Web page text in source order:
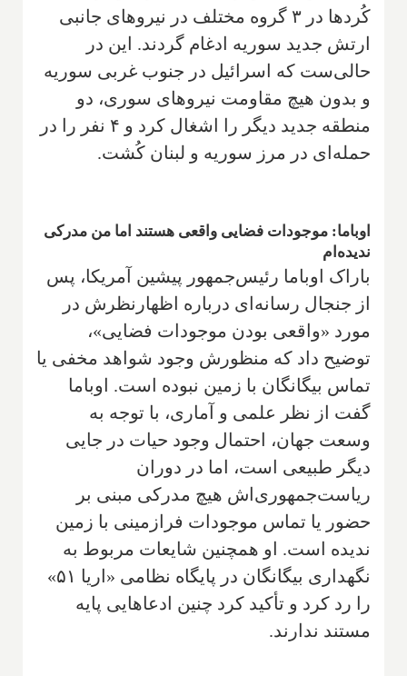
کُردها در ۳ گروه مختلف در نیروهای جانبی
ارتش جدید سوریه ادغام گردند. این در
حالی‌ست که اسرائیل در جنوب غربی سوریه
و بدون هیچ مقاومت نیروهای سوری، دو
منطقه جدید دیگر را اشغال کرد و ۴ نفر را در
حمله‌ای در مرز سوریه و لبنان کُشت.
اوباما: موجودات فضایی واقعی هستند اما من مدرکی
ندیده‌ام
باراک اوباما رئیس‌جمهور پیشین آمریکا، پس
از جنجال رسانه‌ای درباره اظهارنظرش در
مورد «واقعی بودن موجودات فضایی»،
توضیح داد که منظورش وجود شواهد مخفی یا
تماس بیگانگان با زمین نبوده است. اوباما
گفت از نظر علمی و آماری، با توجه به
وسعت جهان، احتمال وجود حیات در جایی
دیگر طبیعی است، اما در دوران
ریاست‌جمهوری‌اش هیچ مدرکی مبنی بر
حضور یا تماس موجودات فرازمینی با زمین
ندیده است. او همچنین شایعات مربوط به
نگهداری بیگانگان در پایگاه نظامی «اریا ۵۱»
را رد کرد و تأکید کرد چنین ادعاهایی پایه
مستند ندارند.